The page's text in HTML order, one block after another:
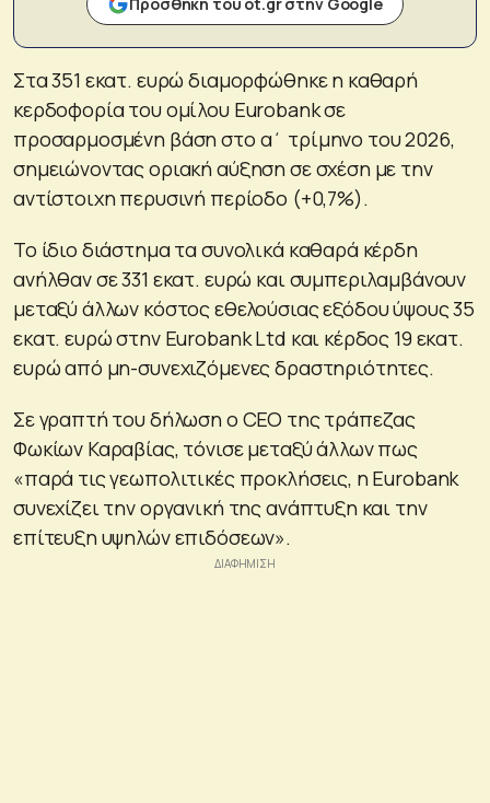
Στα 351 εκατ. ευρώ διαμορφώθηκε η καθαρή
κερδοφορία του ομίλου Eurobank σε
προσαρμοσμένη βάση στο α΄ τρίμηνο του 2026,
σημειώνοντας οριακή αύξηση σε σχέση με την
αντίστοιχη περυσινή περίοδο (+0,7%).
Το ίδιο διάστημα τα συνολικά καθαρά κέρδη
ανήλθαν σε 331 εκατ. ευρώ και συμπεριλαμβάνουν
μεταξύ άλλων κόστος εθελούσιας εξόδου ύψους 35
εκατ. ευρώ στην Eurobank Ltd και κέρδος 19 εκατ.
ευρώ από μη-συνεχιζόμενες δραστηριότητες.
Σε γραπτή του δήλωση ο CEO της τράπεζας
Φωκίων Καραβίας, τόνισε μεταξύ άλλων πως
«παρά τις γεωπολιτικές προκλήσεις, η Eurobank
συνεχίζει την οργανική της ανάπτυξη και την
επίτευξη υψηλών επιδόσεων».